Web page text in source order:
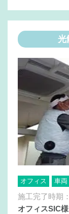
光
オフィス 車両
施工完了時期
オフィスSIC